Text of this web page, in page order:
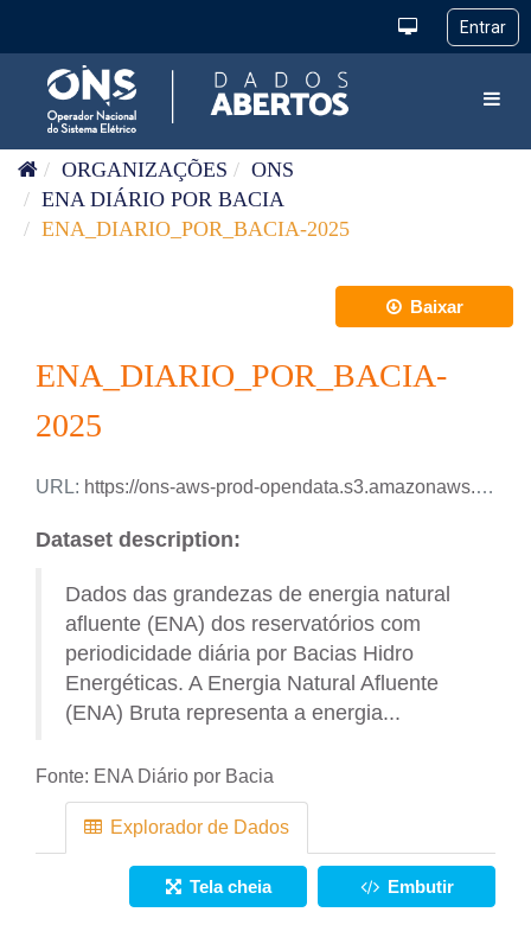
ORGANIZAÇÕES
ONS
ENA DIÁRIO POR BACIA
ENA_DIARIO_POR_BACIA-2025
Baixar
ENA_DIARIO_POR_BACIA-
2025
URL: https://ons-aws-prod-opendata.s3.amazonaws.com/dataset/ena_bacia_di/ENA_DIARIO_BACIAS_2025.csv
Dataset description:
Dados das grandezas de energia natural
afluente (ENA) dos reservatórios com
periodicidade diária por Bacias Hidro
Energéticas. A Energia Natural Afluente
(ENA) Bruta representa a energia...
Fonte: ENA Diário por Bacia
Explorador de Dados
Tela cheia Embutir